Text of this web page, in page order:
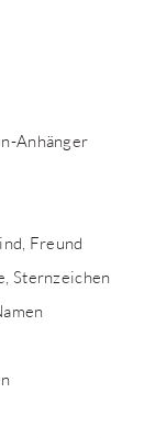
Anhänger
Freund
Sternzeichen